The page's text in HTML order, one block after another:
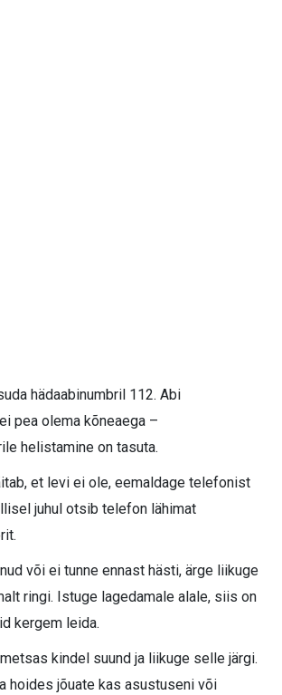
hädaabinumbril 112. Abi
pea olema kõneaega –
helistamine on tasuta.
et levi ei ole, eemaldage telefonist
juhul otsib telefon lähimat
või ei tunne ennast hästi, ärge liikuge
ringi. Istuge lagedamale alale, siis on
kergem leida.
kindel suund ja liikuge selle järgi.
hoides jõuate kas asustuseni või